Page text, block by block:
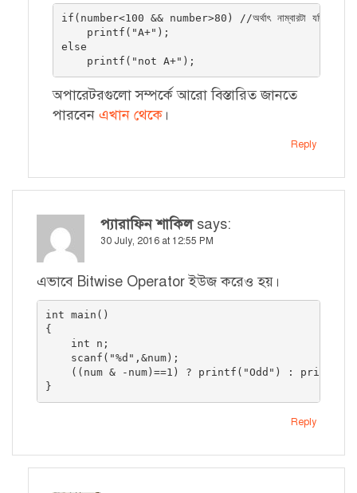
if(number<100 && number>80) //অর্থাৎ নাম্বারটা যদি ১০০
    printf("A+");
else
    printf("not A+");
অপারেটরগুলো সম্পর্কে আরো বিস্তারিত জানতে
পারবেন এখান থেকে ।
Reply
প্যারাফিন শাকিল says:
30 July, 2016 at 12:55 PM
এভাবে Bitwise Operator ইউজ করেও হয়।
int main()
{
    int n;
    scanf("%d",&num);
((num & -num)==1) ? printf("Odd") :
}
Reply